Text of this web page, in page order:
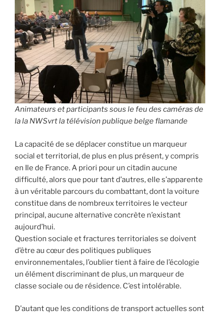
Animateurs et participants sous le feu des caméras de
la la NWSvrt la télévision publique belge flamande
La capacité de se déplacer constitue un marqueur
social et territorial, de plus en plus présent, y compris
en Ile de France. A priori pour un citadin aucune
difficulté, alors que pour tant d’autres, elle s’apparente
à un véritable parcours du combattant, dont la voiture
constitue dans de nombreux territoires le vecteur
principal, aucune alternative concrète n’existant
aujourd’hui.
Question sociale et fractures territoriales se doivent
d’être au cœur des politiques publiques
environnementales, l’oublier tient à faire de l’écologie
un élément discriminant de plus, un marqueur de
classe sociale ou de résidence. C’est intolérable.
D’autant que les conditions de transport actuelles sont